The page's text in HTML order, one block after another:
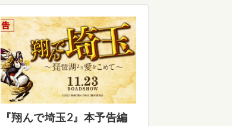
『翔んで埼玉2』本予告編